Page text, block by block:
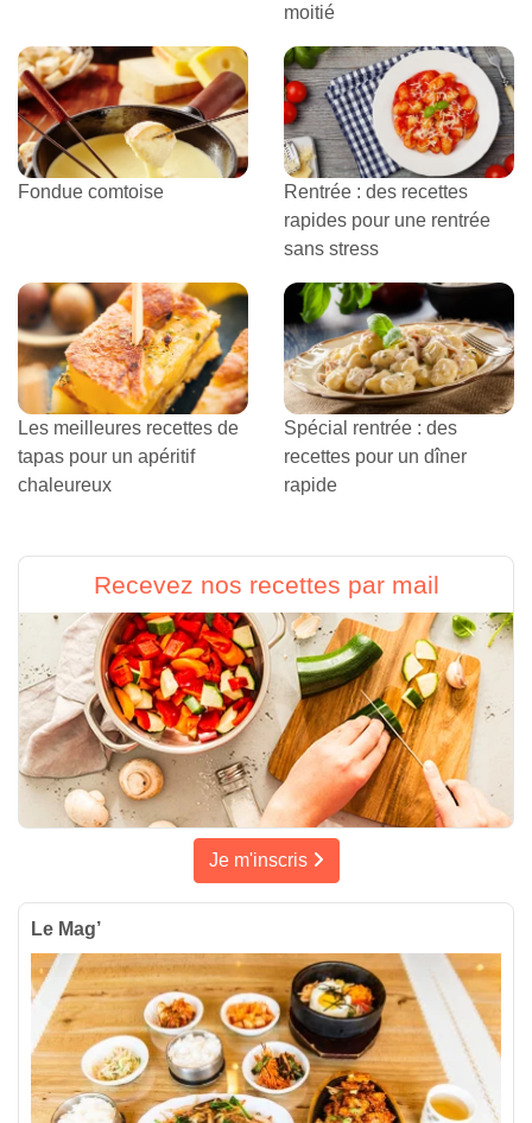
moitié
Fondue comtoise
Rentrée : des recettes
rapides pour une rentrée
sans stress
Les meilleures recettes de
tapas pour un apéritif
chaleureux
Spécial rentrée : des
recettes pour un dîner
rapide
Recevez nos recettes par mail
Je m'inscris
Le Mag’